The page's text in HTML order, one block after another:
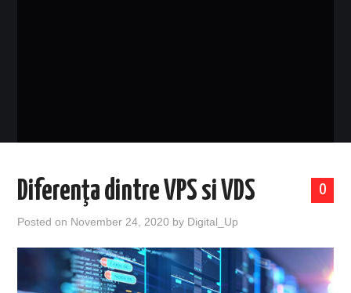
0
Diferenţa dintre VPS si VDS
Posted on November 24, 2020 by Digital_Up